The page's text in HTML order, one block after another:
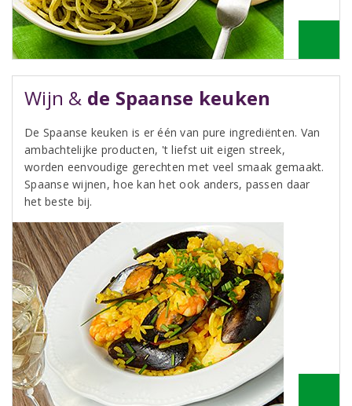
Wijn & de Spaanse keuken
De Spaanse keuken is er één van pure ingrediënten. Van
ambachtelijke producten, 't liefst uit eigen streek,
worden eenvoudige gerechten met veel smaak gemaakt.
Spaanse wijnen, hoe kan het ook anders, passen daar
het beste bij.